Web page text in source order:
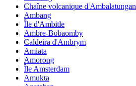
Chaîne volcanique d'Ambalatungan
Ambang
Île d'Ambitle
Ambre-Bobaomby
Caldeira d'Ambrym
Amiata
Amorong
Île Amsterdam
Amukta